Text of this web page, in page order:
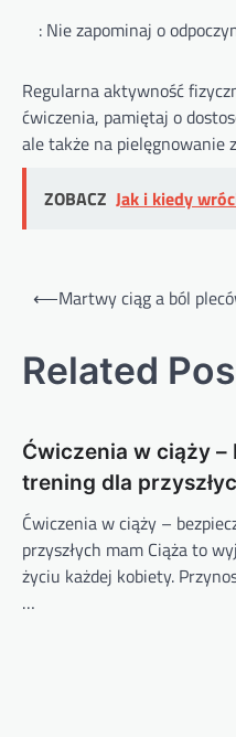
: Nie zapominaj o
Regularna aktywność
ćwiczenia, pamiętaj o
ale także na pielęgnowanie
ZOBACZ Jak i kiedy
Nawigacja
⟵Martwy ciąg a ból
Related
Ćwiczenia w ciąży
trening dla
Ćwiczenia w ciąży –
przyszłych mam Ciąża to
życiu każdej kobiety.
…